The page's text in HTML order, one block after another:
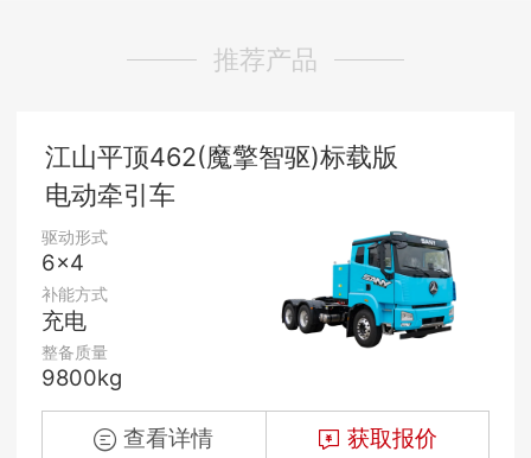
推荐产品
江山平顶462(魔擎智驱)标载版
电动牵引车
驱动形式
6×4
补能方式
充电
整备质量
9800kg
查看详情 获取报价